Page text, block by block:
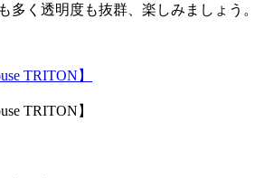
多く透明度も抜群、楽しみましょう。
TRITON】
TRITON】